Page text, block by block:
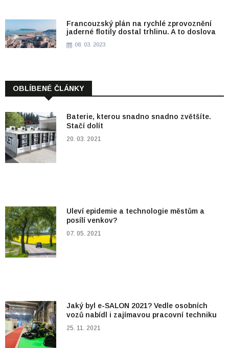
Francouzský plán na rychlé zprovoznění
jaderné flotily dostal trhlinu. A to doslova
08. 03. 2023
OBLÍBENÉ ČLÁNKY
Baterie, kterou snadno snadno zvětšíte.
Stačí dolít
20. 03. 2021
Uleví epidemie a technologie městům a
posílí venkov?
07. 05. 2021
Jaký byl e-SALON 2021? Vedle osobních
vozů nabídl i zajímavou pracovní techniku
25. 11. 2021